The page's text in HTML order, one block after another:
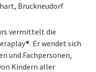
Bruckneudorf
vermittelt die
Er wendet sich
und Fachpersonen,
Kindern aller